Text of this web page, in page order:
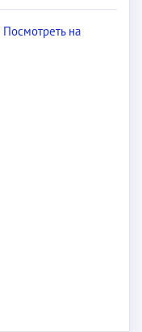
Посмотреть на